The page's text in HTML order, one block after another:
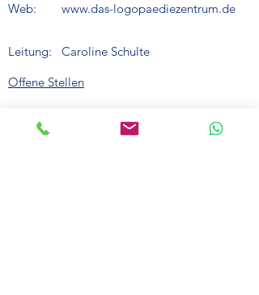
Web:
www.das-logopaediezentrum.de
Leitung:
Caroline Schulte
Offene Stellen
Impressum